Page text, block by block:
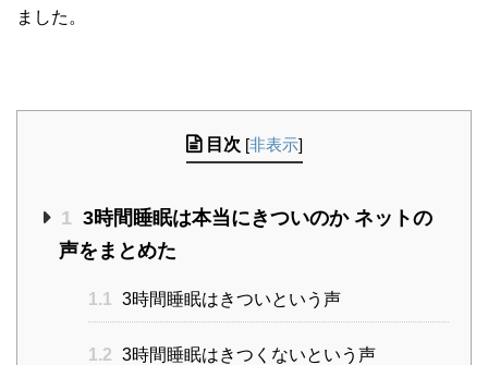
ました。
目次 [非表示]
1 3時間睡眠は本当にきついのか ネットの
声をまとめた
1.1 3時間睡眠はきついという声
1.2 3時間睡眠はきつくないという声